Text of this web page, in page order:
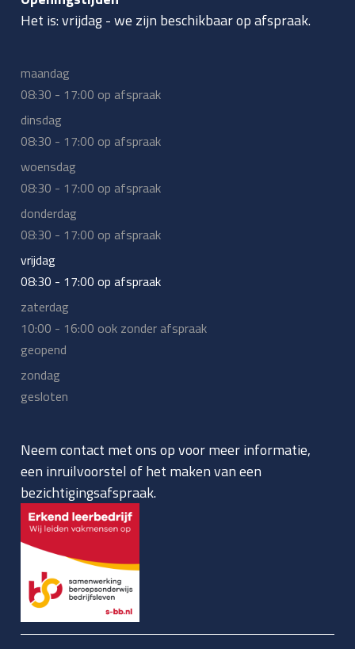
Het is:vrijdag-we zijn beschikbaar op afspraak.
maandag
08:30 - 17:00 op afspraak
dinsdag
08:30 - 17:00 op afspraak
woensdag
08:30 - 17:00 op afspraak
donderdag
08:30 - 17:00 op afspraak
vrijdag
08:30 - 17:00 op afspraak
zaterdag
10:00 - 16:00 ook zonder afspraak
geopend
zondag
gesloten
Neem contact met ons op voor meer informatie,
een inruilvoorstel of het maken van een
bezichtigingsafspraak.